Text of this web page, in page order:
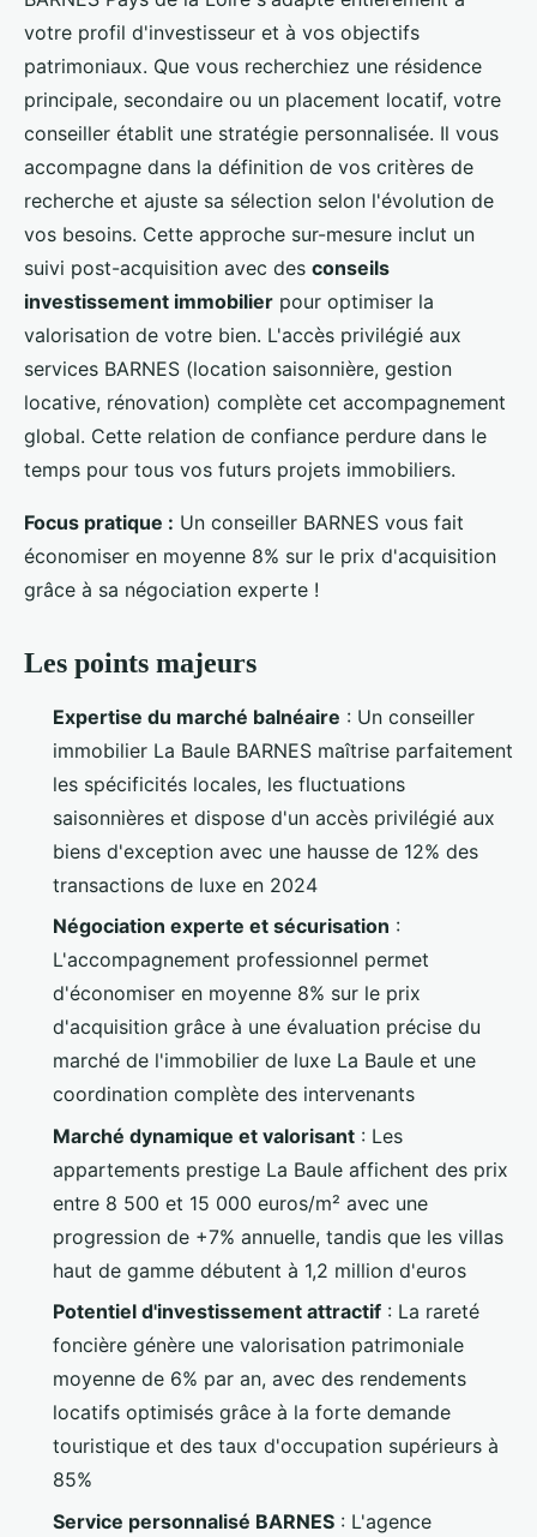
votre profil d'investisseur et à vos objectifs
patrimoniaux. Que vous recherchiez une résidence
principale, secondaire ou un placement locatif, votre
conseiller établit une stratégie personnalisée. Il vous
accompagne dans la définition de vos critères de
recherche et ajuste sa sélection selon l'évolution de
vos besoins. Cette approche sur-mesure inclut un
suivi post-acquisition avec des conseils
investissement immobilier pour optimiser la
valorisation de votre bien. L'accès privilégié aux
services BARNES (location saisonnière, gestion
locative, rénovation) complète cet accompagnement
global. Cette relation de confiance perdure dans le
temps pour tous vos futurs projets immobiliers.
Focus pratique : Un conseiller BARNES vous fait
économiser en moyenne 8% sur le prix d'acquisition
grâce à sa négociation experte !
Les points majeurs
Expertise du marché balnéaire : Un conseiller
immobilier La Baule BARNES maîtrise parfaitement
les spécificités locales, les fluctuations
saisonnières et dispose d'un accès privilégié aux
biens d'exception avec une hausse de 12% des
transactions de luxe en 2024
Négociation experte et sécurisation :
L'accompagnement professionnel permet
d'économiser en moyenne 8% sur le prix
d'acquisition grâce à une évaluation précise du
marché de l'immobilier de luxe La Baule et une
coordination complète des intervenants
Marché dynamique et valorisant : Les
appartements prestige La Baule affichent des prix
entre 8 500 et 15 000 euros/m² avec une
progression de +7% annuelle, tandis que les villas
haut de gamme débutent à 1,2 million d'euros
Potentiel d'investissement attractif : La rareté
foncière génère une valorisation patrimoniale
moyenne de 6% par an, avec des rendements
locatifs optimisés grâce à la forte demande
touristique et des taux d'occupation supérieurs à
85%
Service personnalisé BARNES : L'agence